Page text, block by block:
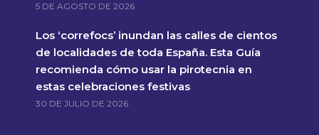
5 DE AGOSTO DE 2026
Los ‘correfocs’ inundan las calles de cientos
de localidades de toda España. Esta Guía
recomienda cómo usar la pirotecnia en
estas celebraciones festivas
30 DE JULIO DE 2026